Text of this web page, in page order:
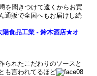
を聞きつけて遠くからお買
通販で全国へもお届けし続
陽食品工業 - 鈴木酒店★オ
られたこだわりのソースと
とも言われてるほど